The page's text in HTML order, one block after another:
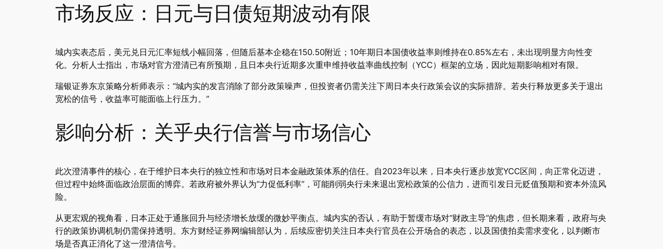
市场反应：日元与日债短期波动有限
城内实表态后，美元兑日元汇率短线小幅回落，但随后基本企稳在150.50附近；10年期日本国债收益率则维持在0.85%左右，未出现明显方向性变
化。分析人士指出，市场对官方澄清已有所预期，且日本央行近期多次重申维持收益率曲线控制（YCC）框架的立场，因此短期影响相对有限。
瑞银证券东京策略分析师表示：“城内实的发言消除了部分政策噪声，但投资者仍需关注下周日本央行政策会议的实际措辞。若央行释放更多关于退出
宽松的信号，收益率可能面临上行压力。”
影响分析：关乎央行信誉与市场信心
此次澄清事件的核心，在于维护日本央行的独立性和市场对日本金融政策体系的信任。自2023年以来，日本央行逐步放宽YCC区间，向正常化迈进，
但过程中始终面临政治层面的博弈。若政府被外界认为“力促低利率”，可能削弱央行未来退出宽松政策的公信力，进而引发日元贬值预期和资本外流风
险。
从更宏观的视角看，日本正处于通胀回升与经济增长放缓的微妙平衡点。城内实的否认，有助于暂缓市场对“财政主导”的焦虑，但长期来看，政府与央
行的政策协调机制仍需保持透明。东方财经证券网编辑部认为，后续应密切关注日本央行官员在公开场合的表态，以及国债拍卖需求变化，以判断市
场是否真正消化了这一澄清信号。